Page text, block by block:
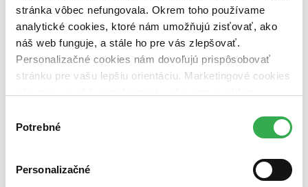
stránka vôbec nefungovala. Okrem toho používame
analytické cookies, ktoré nám umožňujú zisťovať, ako
náš web funguje, a stále ho pre vás zlepšovať.
Personalizačné cookies nám dovoľujú prispôsobovať
stránku pre vašu lepšiu orientáciu. Marketingové cookies
nám pomohlo, keby sme mohli používať všetky tieto
súhlasu
Potrebné
Personalizačné
Nové / čítané
nová (0 titulov) nová
čítaná (0 titulov)
čítaná - výborný stav (0 titulov)čítaná - výborný stav
čítaná - mierne opotrebovaná (0 titulov)čítaná - mierne
opotrebovaná
Zúžiť výber